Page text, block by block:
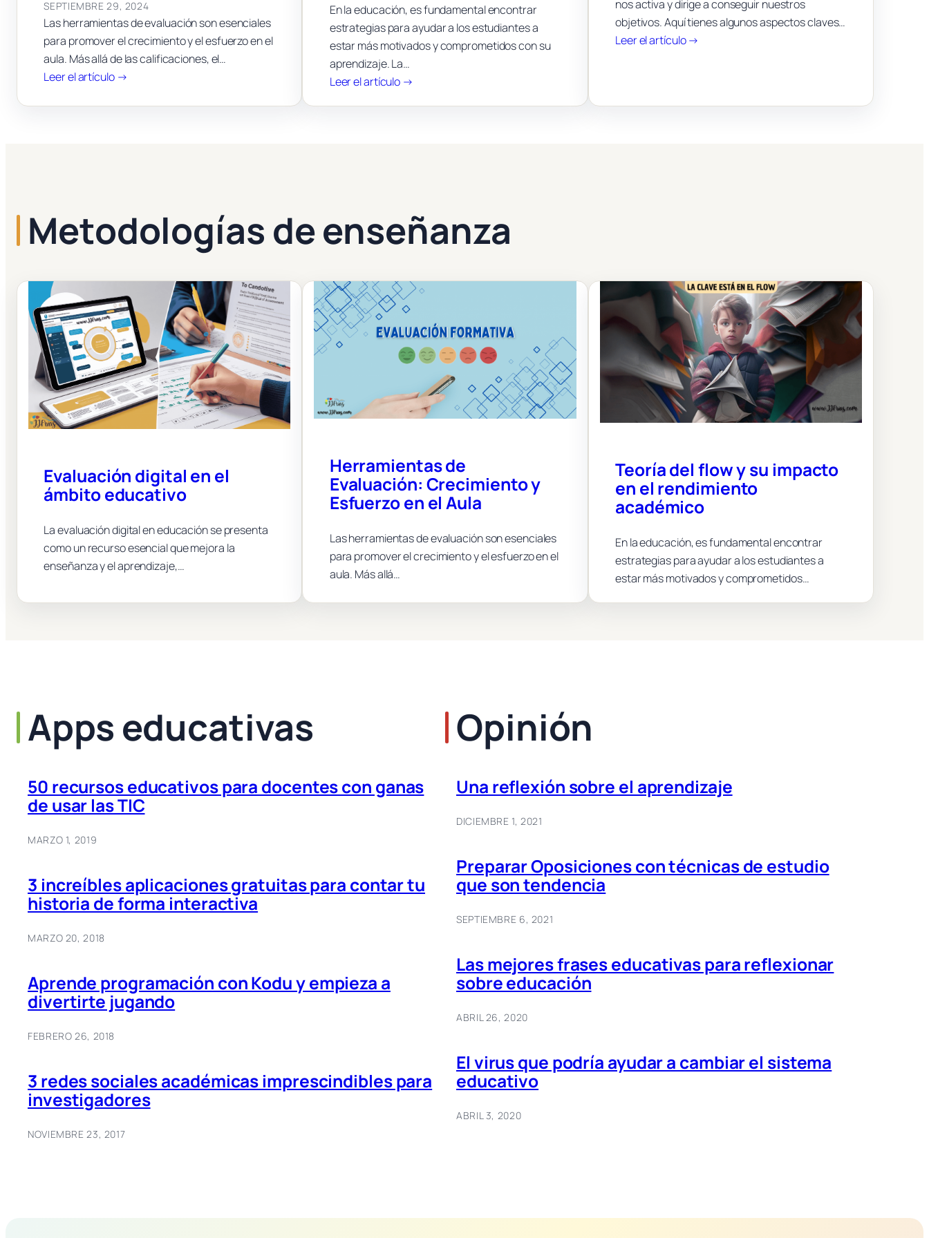
SEPTIEMBRE 29, 2024
Las herramientas de evaluación son esenciales
para promover el crecimiento y el esfuerzo en el
aula. Más allá de las calificaciones, el…
Leer el artículo →
el
Aula
En la educación, es fundamental encontrar
estrategias para ayudar a los estudiantes a
estar más motivados y comprometidos con su
aprendizaje. La…
Leer el artículo →
el
rendimiento
nos activa y dirige a conseguir nuestros
objetivos. Aquí tienes algunos aspectos claves…
Leer el artículo →
aprender
Metodologías de enseñanza
Evaluación digital en el
ámbito educativo
La evaluación digital en educación se presenta
como un recurso esencial que mejora la
enseñanza y el aprendizaje,…
Herramientas de
Evaluación: Crecimiento y
Esfuerzo en el Aula
Las herramientas de evaluación son esenciales
para promover el crecimiento y el esfuerzo en el
aula. Más allá…
Teoría del flow y su impacto
en el rendimiento
académico
En la educación, es fundamental encontrar
estrategias para ayudar a los estudiantes a
estar más motivados y comprometidos…
Apps educativas
50 recursos educativos para docentes con ganas
de usar las TIC
MARZO 1, 2019
3 increíbles aplicaciones gratuitas para contar tu
historia de forma interactiva
MARZO 20, 2018
Aprende programación con Kodu y empieza a
divertirte jugando
FEBRERO 26, 2018
3 redes sociales académicas imprescindibles para
investigadores
NOVIEMBRE 23, 2017
Opinión
Una reflexión sobre el aprendizaje
DICIEMBRE 1, 2021
Preparar Oposiciones con técnicas de estudio
que son tendencia
SEPTIEMBRE 6, 2021
Las mejores frases educativas para reflexionar
sobre educación
ABRIL 26, 2020
El virus que podría ayudar a cambiar el sistema
educativo
ABRIL 3, 2020